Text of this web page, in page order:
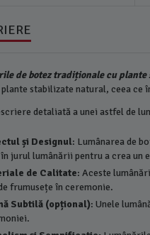
de botez tradiționale cu
stabilizate natural, ceea ce
detaliată a unei astfel de
și Designul: Lumânarea de
jurul lumânării pentru a crea un
de Calitate: Aceste
frumusețe în ceremonie.
Subtilă (opțional): Unele